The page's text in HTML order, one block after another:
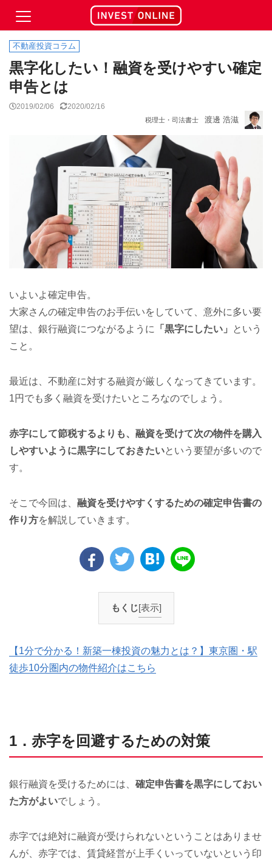
不動産投資コラム
黒字化したい！融資を受けやすい確定
申告とは
2019/02/06 2020/02/16
税理士・司法書士 渡邊 浩滋
いよいよ確定申告。
大家さんの確定申告のお手伝いをしていて、意外に多い要
望は、銀行融資につながるように
「黒字にしたい」
という
こと。
最近は、不動産に対する融資が厳しくなってきています。
1円でも多く融資を受けたいところなのでしょう。
赤字にして節税するよりも、融資を受けて次の物件を購入
しやすいように黒字にしておきたいという要望が多いので
す。
そこで今回は、 融資を受けやすくするための確定申告書の
作り方を解説していきます。
もくじ[表示]
【1分で分かる！新築一棟投資の魅力とは？】東京圏・駅
徒歩10分圏内の物件紹介はこちら
1．赤字を回避するための対策
銀行融資を受けるためには、 確定申告書を黒字にしておい
た方がよいでしょう。
赤字では絶対に融資が受けられないということはありませ
んが、赤字では、賃貸経営が上手くいっていないという印